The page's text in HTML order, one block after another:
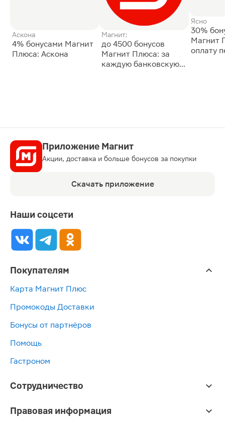
Аскона
4% бонусами Магнит
Плюса: Аскона
Магнит:
до 4500 бонусов
Магнит Плюса: за
каждую банковскую
Ясно
30%
Магнит
оплату
Приложение Магнит
Акции, доставка и больше бонусов за покупки
Скачать приложение
Наши соцсети
Покупателям
Карта Магнит Плюс
Промокоды Доставки
Бонусы от партнёров
Помощь
Гастроном
Сотрудничество
Правовая информация